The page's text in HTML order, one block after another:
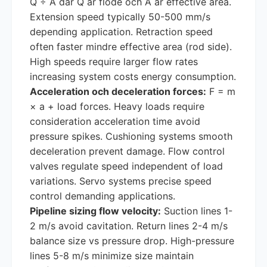
Extension speed typically 50-500 mm/s
depending application. Retraction speed
often faster mindre effective area (rod side).
High speeds require larger flow rates
increasing system costs energy consumption.
Acceleration och deceleration forces: F = m
× a + load forces. Heavy loads require
consideration acceleration time avoid
pressure spikes. Cushioning systems smooth
deceleration prevent damage. Flow control
valves regulate speed independent of load
variations. Servo systems precise speed
control demanding applications.
Pipeline sizing flow velocity: Suction lines 1-
2 m/s avoid cavitation. Return lines 2-4 m/s
balance size vs pressure drop. High-pressure
lines 5-8 m/s minimize size maintain